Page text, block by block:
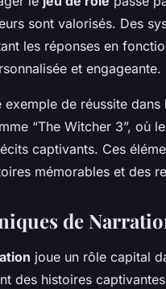
sont valorisés. Des
les réponses en
et engageante.
exemple de réussite
“The Witcher 3”, où
captivants. Ces
mémorables et des
de
joue un rôle capital
des histoires